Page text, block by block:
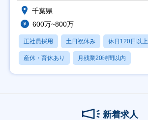
千葉県
600万~800万
正社員採用 土日祝休み 休日120日以上
産休・育休あり 月残業20時間以内
新着求人